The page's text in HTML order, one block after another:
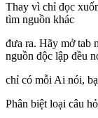
Thay vì chỉ đọc
tìm nguồn khác
đưa ra. Hãy mở tab
nguồn độc lập đều
chỉ có mỗi Ai nói,
Phân biệt loại câu